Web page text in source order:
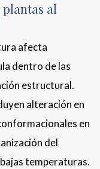
plantas al
afecta
dentro de las
estructural.
alteración en
en
del
temperaturas.